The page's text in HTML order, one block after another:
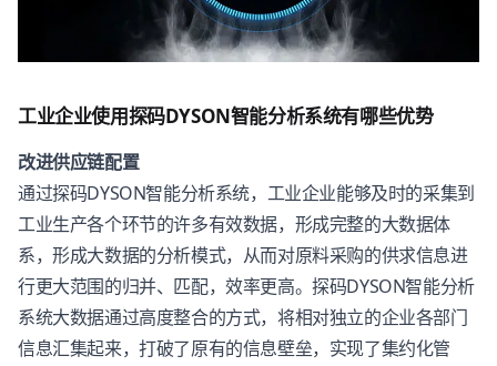
工业企业使用探码DYSON智能分析系统有哪些优势
改进供应链配置
通过探码DYSON智能分析系统，工业企业能够及时的采集到
工业生产各个环节的许多有效数据，形成完整的大数据体
系，形成大数据的分析模式，从而对原料采购的供求信息进
行更大范围的归并、匹配，效率更高。探码DYSON智能分析
系统大数据通过高度整合的方式，将相对独立的企业各部门
信息汇集起来，打破了原有的信息壁垒，实现了集约化管